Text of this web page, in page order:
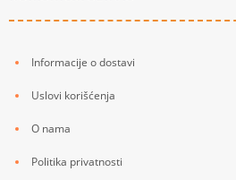
Informacije o dostavi
Uslovi korišćenja
O nama
Politika privatnosti